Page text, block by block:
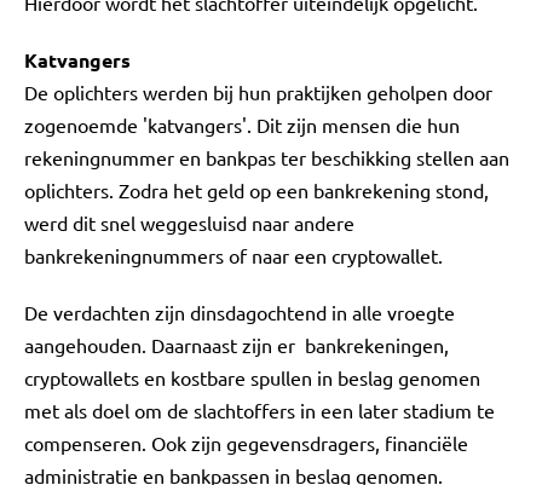
Katvangers
De oplichters werden bij hun praktijken geholpen door
zogenoemde 'katvangers'. Dit zijn mensen die hun
rekeningnummer en bankpas ter beschikking stellen aan
oplichters. Zodra het geld op een bankrekening stond,
werd dit snel weggesluisd naar andere
bankrekeningnummers of naar een cryptowallet.
De verdachten zijn dinsdagochtend in alle vroegte
aangehouden. Daarnaast zijn er bankrekeningen,
cryptowallets en kostbare spullen in beslag genomen
met als doel om de slachtoffers in een later stadium te
compenseren. Ook zijn gegevensdragers, financiële
administratie en bankpassen in beslag genomen.